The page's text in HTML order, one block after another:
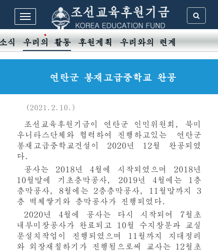
식 우리의 활동 후원계획 우리와의 련계
연탄군 봉재고급중학교 완공
(2021.2.10.)
조선교육후원기금이 연탄군 인민위원회, 북미
우니타스단체와 협력하여 진행하고있는 연탄군
봉재고급중학교건설이 2020년 12월 완공되였
다.
공사는 2018년 4월에 시작되였으며 2018년
10월말에 기초층막공사, 2019년 4월에는 1층
층막공사, 8월에는 2층층막공사, 11월말까지 3
층 벽체쌓기와 층막공사가 진행되였다.
2020년 4월에 공사는 다시 시작되여 7월초
내부미장공사가 완료되고 10월 수지창문과 교실
문설치작업이 진행되였으며 11월까지 지대정리
와 외장재칠하기가 진행됨으로써 교사는 12월초